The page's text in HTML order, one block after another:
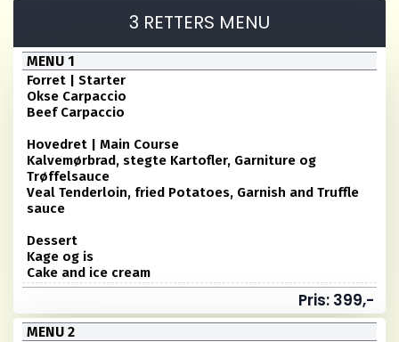
3 RETTERS MENU
MENU 1
Forret | Starter
Okse Carpaccio
Beef Carpaccio
Hovedret | Main Course
Kalvemørbrad, stegte Kartofler, Garniture og
Trøffelsauce
Veal Tenderloin, fried Potatoes, Garnish and Truffle
sauce
Dessert
Kage og is
Cake and ice cream
Pris: 399,-
MENU 2